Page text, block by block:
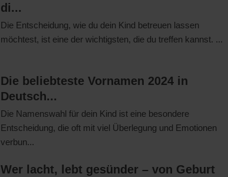
di...
Die Entscheidung, wie du dein Kind betreuen lassen
möchtest, ist eine der wichtigsten, die du treffen kannst. ...
Die beliebteste Vornamen 2024 in
Deutsch...
Die Namenswahl für dein Kind ist eine besondere
Entscheidung, die oft mit viel Überlegung und Emotionen
verbun...
Wer lacht, lebt gesünder – von Geburt